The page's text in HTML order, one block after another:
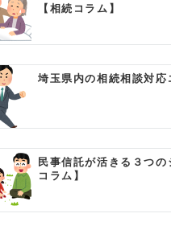
【相続コラム】
埼玉県内の相続相談対応
民事信託が活きる３つ
コラム】